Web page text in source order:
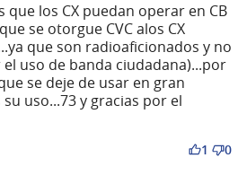
los CX puedan operar en CB
se otorgue CVC alos CX
que son radioaficionados y no
uso de banda ciudadana)...por
se deje de usar en gran
uso...73 y gracias por el
1 0